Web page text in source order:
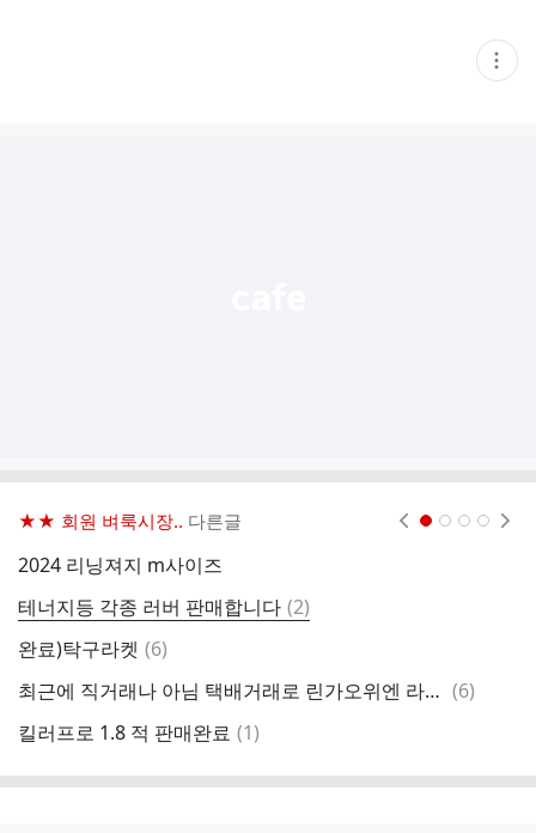
현
재
★★ 회원 벼룩시장.. 다른글
2024 리닝져지 m사이즈
테너지등 각종 러버 판매합니다 댓
글
(2)
완료)탁구라켓 댓
(6)
최근에 직거래나 아님 택배거래로 린가오위엔 라켓을 구매하신분 있을까요 댓
(6)
킬러프로 1.8 적 판매완료 댓
(1)